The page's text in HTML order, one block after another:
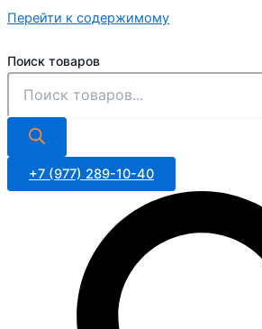
Перейти к содержимому
Поиск товаров
+7 (977) 289-10-40